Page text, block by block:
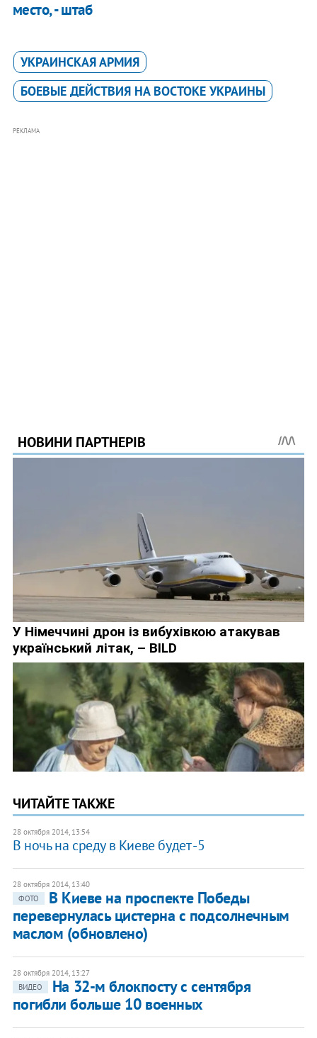
место, - штаб
УКРАИНСКАЯ АРМИЯ
БОЕВЫЕ ДЕЙСТВИЯ НА ВОСТОКЕ УКРАИНЫ
РЕКЛАМА
ЧИТАЙТЕ ТАКЖЕ
28 октября 2014, 13:54
В ночь на среду в Киеве будет -5
28 октября 2014, 13:40
ФОТО
В Киеве на проспекте Победы
перевернулась цистерна с подсолнечным
маслом (обновлено)
28 октября 2014, 13:27
ВИДЕО
На 32-м блокпосту с сентября
погибли больше 10 военных